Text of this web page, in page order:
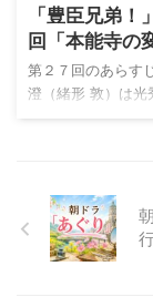
政略としての結婚
す。 篤姫の最初の
一（おかつ）」で
婚準備の一つとし
名が与えられます
ちょっと良いとこ
♬ 明治維新を大奥
「豊臣兄弟！
回「本能寺の
トルの意味と
第２７回のあらす
澄（緒形 敦）は光
に信長（小栗 旬）
で毛利攻めの任に
（池松壮亮）は、
げのため信長を連